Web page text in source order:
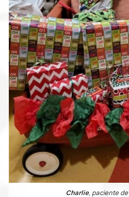
Charlie, paciente de